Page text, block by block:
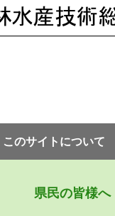
このサイトについて
県⺠の皆様へ